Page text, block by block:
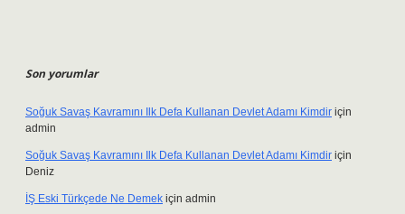
Son yorumlar
Soğuk Savaş Kavramını Ilk Defa Kullanan Devlet Adamı Kimdir için
admin
Soğuk Savaş Kavramını Ilk Defa Kullanan Devlet Adamı Kimdir için
Deniz
İŞ Eski Türkçede Ne Demek için admin